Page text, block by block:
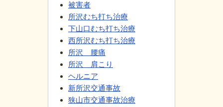
被害者
所沢むち打ち治療
下山口むち打ち治療
西所沢むち打ち治療
所沢 腰痛
所沢 肩こり
ヘルニア
新所沢交通事故
狭山市交通事故治療